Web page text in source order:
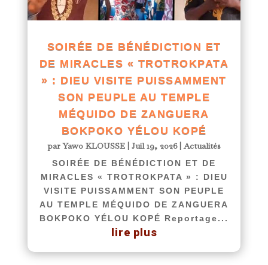
SOIRÉE DE BÉNÉDICTION ET
DE MIRACLES « TROTROKPATA
» : DIEU VISITE PUISSAMMENT
SON PEUPLE AU TEMPLE
MÉQUIDO DE ZANGUERA
BOKPOKO YÉLOU KOPÉ
parYawo KLOUSSE| Juil 19, 2026|Actualités
SOIRÉE DE BÉNÉDICTION ET DE
MIRACLES « TROTROKPATA » : DIEU
VISITE PUISSAMMENT SON PEUPLE
AU TEMPLE MÉQUIDO DE ZANGUERA
BOKPOKO YÉLOU KOPÉ Reportage...
lire plus